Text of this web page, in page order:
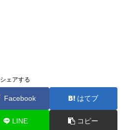
シェアする
Facebook はてブ
LINE コピー